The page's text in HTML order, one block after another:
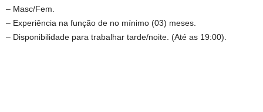
– Masc/Fem.
– Experiência na função de no mínimo (03) meses.
– Disponibilidade para trabalhar tarde/noite. (Até as 19:00).